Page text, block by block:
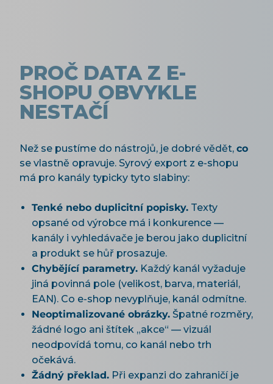
PROČ DATA Z E-
SHOPU OBVYKLE
NESTAČÍ
Než se pustíme do nástrojů, je dobré vědět, co
se vlastně opravuje. Syrový export z e-shopu
má pro kanály typicky tyto slabiny:
Tenké nebo duplicitní popisky. Texty
opsané od výrobce má i konkurence —
kanály i vyhledávače je berou jako duplicitní
a produkt se hůř prosazuje.
Chybějící parametry. Každý kanál vyžaduje
jiná povinná pole (velikost, barva, materiál,
EAN). Co e-shop nevyplňuje, kanál odmítne.
Neoptimalizované obrázky. Špatné rozměry,
žádné logo ani štítek „akce“ — vizuál
neodpovídá tomu, co kanál nebo trh
očekává.
Žádný překlad. Při expanzi do zahraničí je